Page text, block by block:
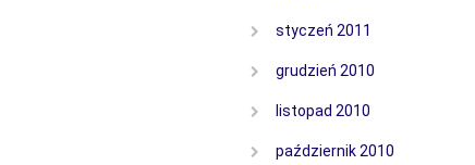
styczeń 2011
grudzień 2010
listopad 2010
październik 2010